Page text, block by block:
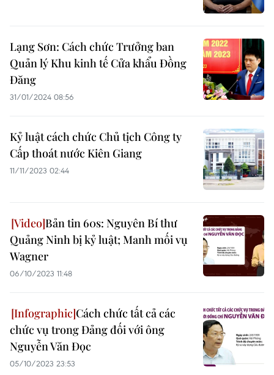
Lạng Sơn: Cách chức Trưởng ban
Quản lý Khu kinh tế Cửa khẩu Đồng
Đăng
31/01/2024 08:56
Kỷ luật cách chức Chủ tịch Công ty
Cấp thoát nước Kiên Giang
11/11/2023 02:44
Bản tin 60s: Nguyên Bí thư
Quảng Ninh bị kỷ luật; Manh mối vụ
Wagner
06/10/2023 11:48
Cách chức tất cả các
chức vụ trong Đảng đối với ông
Nguyễn Văn Đọc
05/10/2023 23:53